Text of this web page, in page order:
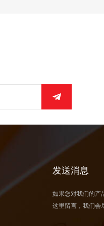
发送消息
如果您对我们的产
这里留言，我们会